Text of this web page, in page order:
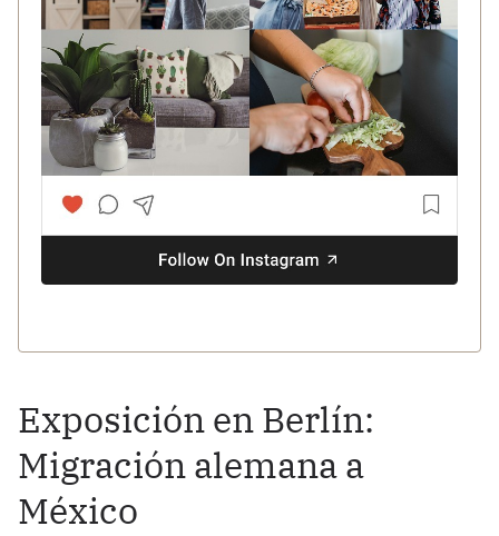
Exposición en Berlín:
Migración alemana a
México